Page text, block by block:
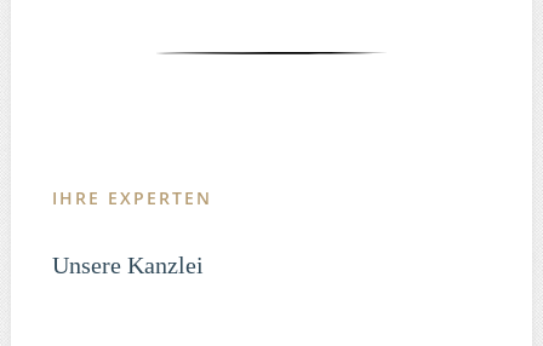
IHRE EXPERTEN
Unsere Kanzlei